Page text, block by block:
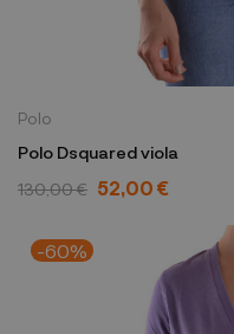
Polo
Polo Dsquared viola
130,00 € 52,00 €
-60%